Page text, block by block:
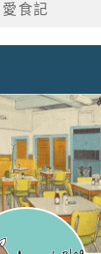
愛食記